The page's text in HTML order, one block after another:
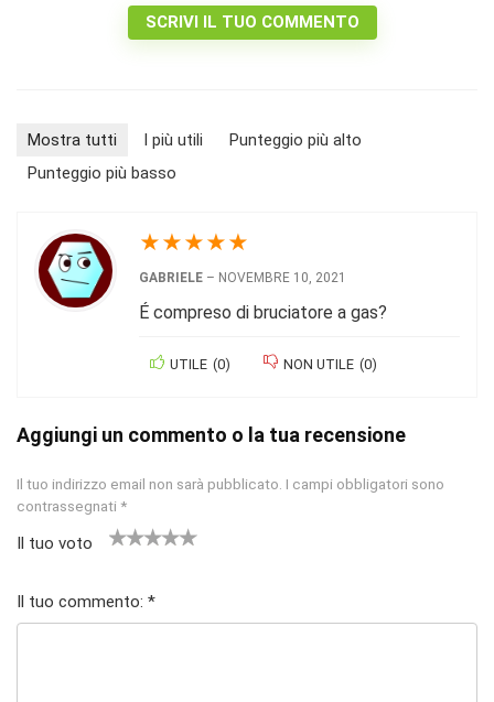
SCRIVI IL TUO COMMENTO
Mostra tutti I più utili
Punteggio più alto
Punteggio più basso
★★★★★
GABRIELE – NOVEMBRE 10, 2021
É compreso di bruciatore a gas?
UTILE (0) NON UTILE (0)
Aggiungi un commento o la tua recensione
Il tuo indirizzo email non sarà pubblicato. I campi obbligatori sono
contrassegnati *
Il tuo voto
el
stell
e su
stelle
su 5
su 5
Il tuo commento: *